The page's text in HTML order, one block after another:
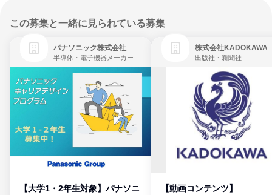
この募集と一緒に見られている募集
パナソニック株式会社
半導体・電子機器メーカー
【大学1・2年生対象】パナソニ
株式会社KADOKAWA
出版社・新聞社
【動画コンテンツ】